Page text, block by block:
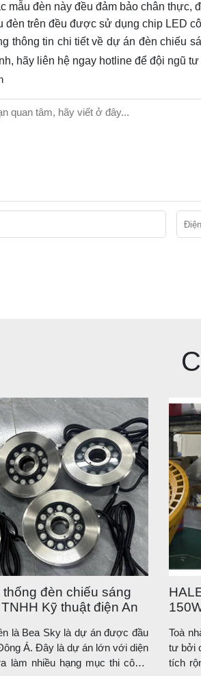
mẫu đèn này đều đảm bảo chân thực,
đèn trên đều được sử dụng chip LED
thông tin chi tiết về dự án đèn chiếu
hãy liên hệ ngay hotline để đội ngũ
đèn chiếu sáng
Kỹ thuật điện An
là Bea Sky là dự án được đầu
Á. Đây là dự án lớn với diện
làm nhiều hạng mục thi công.
Toà
tư bởi
tích